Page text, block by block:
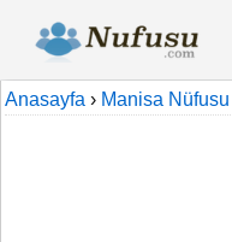
Anasayfa › Manisa Nüfusu